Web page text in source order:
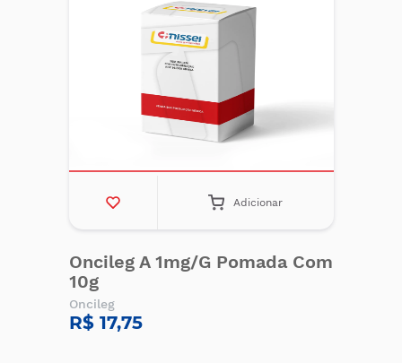
Adicionar
Oncileg A 1mg/G Pomada Com
10g
Oncileg
R$ 17,75